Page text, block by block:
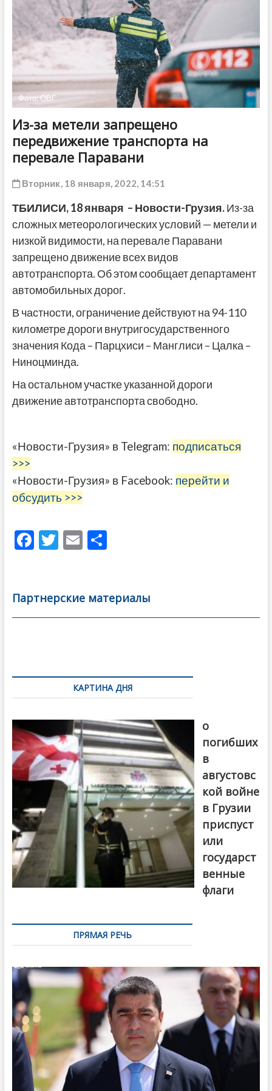
Фото: ОВГ
Из-за метели запрещено
передвижение транспорта на
перевале Паравани
Вторник, 18 января, 2022, 14:51
ТБИЛИСИ,18 января – Новости-Грузия.Из-за
сложных метеорологических условий — метели и
низкой видимости, на перевале Паравани
запрещено движение всех видов
автотранспорта. Об этом сообщает департамент
автомобильных дорог.
В частности, ограничение действуют на 94-110
километре дороги внутригосударственного
значения Кода – Парцхиси – Манглиси – Цалка –
Ниноцминда.
На остальном участке указанной дороги
движение автотранспорта свободно.
«Новости-Грузия» в Telegram: подписаться
>>>
«Новости-Грузия» в Facebook: перейти и
обсудить >>>
F
b
o
T
er
E
l
О
а
в
Партнерские материалы
по
записямКАРТИНА ДНЯ
о
погибших
в
августовс
кой войне
в Грузии
приспуст
или
государст
венные
флаги
ПРЯМАЯ РЕЧЬ